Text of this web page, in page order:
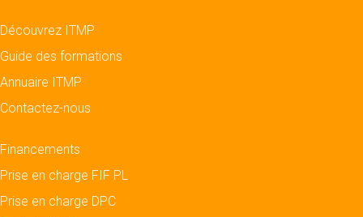
Découvrez ITMP
Guide des formations
Annuaire ITMP
Contactez-nous
Financements
Prise en charge FIF PL
Prise en charge DPC